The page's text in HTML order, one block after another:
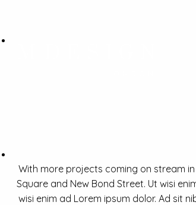
With more projects coming on stream
Square and New Bond Street. Ut wisi
wisi enim ad Lorem ipsum dolor. Ad sit